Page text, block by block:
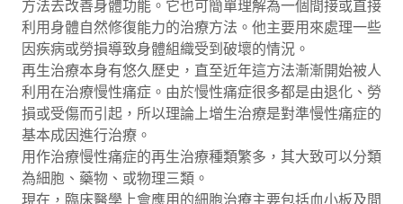
方法去改善身體功能。它也可簡單理解為一個間接或直接
利用身體自然修復能力的治療方法。他主要用來處理一些
因疾病或勞損導致身體組織受到破壞的情況。
再生治療本身有悠久歷史，直至近年這方法漸漸開始被人
利用在治療慢性痛症。由於慢性痛症很多都是由退化、勞
損或受傷而引起，所以理論上增生治療是對準慢性痛症的
基本成因進行治療。
用作治療慢性痛症的再生治療種類繁多，其大致可以分類
為細胞、藥物、或物理三類。
現在，臨床醫學上會應用的細胞治療主要包括血小板及間